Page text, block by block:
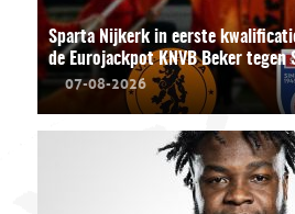
Sparta Nijkerk in eerste
de Eurojackpot KNVB Beker tegen
07-08-2026